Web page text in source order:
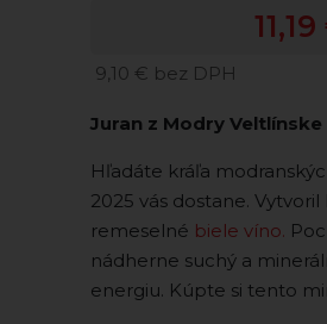
9,10 € bez DPH
Juran z Modry
Hľadáte kráľa
2025 vás dostane.
remeselné biele víno.
nádherne suchý a
energiu. Kúpte si tento